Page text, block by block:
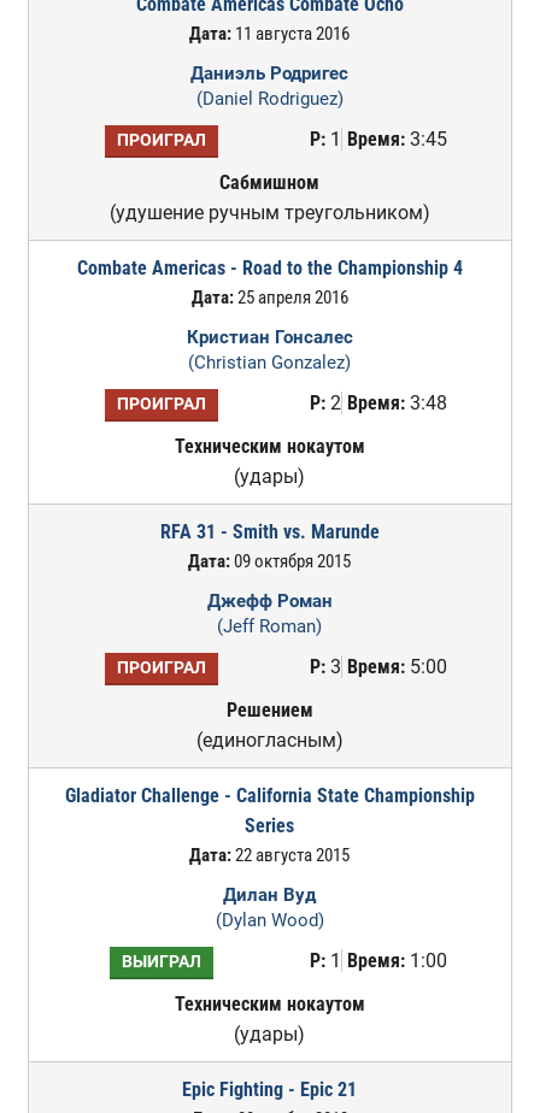
Дата: 11 августа 2016
Даниэль Родригес
(Daniel Rodriguez)
ПРОИГРАЛ Р:1 Время:3:45
Сабмишном
(удушение ручным треугольником)
Combate Americas - Road to the Championship 4
Дата:25 апреля 2016
Кристиан Гонсалес
(Christian Gonzalez)
ПРОИГРАЛ Р:2 Время:3:48
Техническим нокаутом
(удары)
RFA 31 - Smith vs. Marunde
Дата:09 октября 2015
Джефф Роман
(Jeff Roman)
ПРОИГРАЛ Р:3 Время:5:00
Решением
(единогласным)
Gladiator Challenge - California State Championship
Series
Дата:22 августа 2015
Дилан Вуд
(Dylan Wood)
ВЫИГРАЛ Р:1 Время:1:00
Техническим нокаутом
(удары)
Epic Fighting - Epic 21